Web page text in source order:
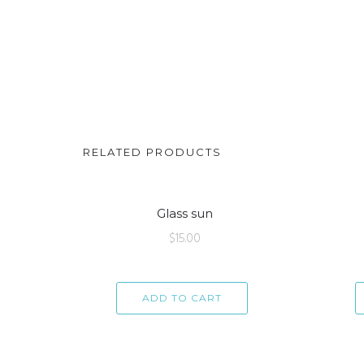
RELATED PRODUCTS
Glass sun
$15.00
ADD TO CART